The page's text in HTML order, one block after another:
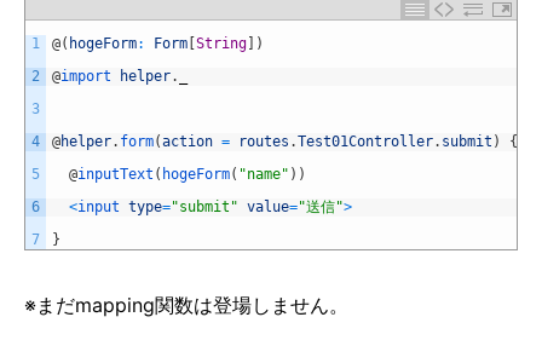
1
2
3
4
5
6
7
@( hogeForm: Form [String] )
@import helper.
@helper. form(action = routes .Test01Controller. submit )
{
@inputText ( hogeForm( "name" ) )
<input type="submit" value="送信">
}
※まだmapping関数は登場しません。